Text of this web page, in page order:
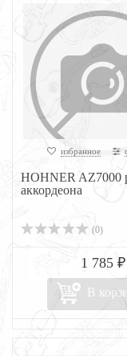
избранное
HOHNER AZ7000
аккордеона
(0)
1 785 ₽
В